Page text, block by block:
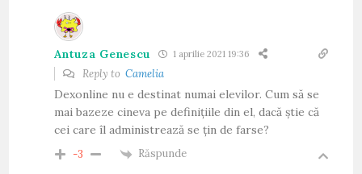
Antuza Genescu 1 aprilie 2021 19:36
Reply toCamelia
Dexonline nu e destinat numai elevilor. Cum să se
mai bazeze cineva pe definițiile din el, dacă știe că
cei care îl administrează se țin de farse?
-3 Răspunde